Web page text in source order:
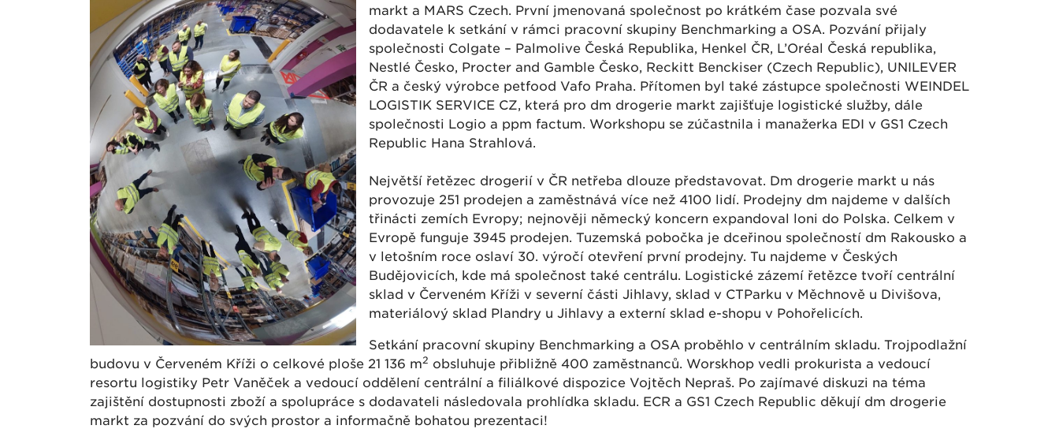
markt a MARS Czech. První jmenovaná společnost po krátkém čase pozvala své
dodavatele k setkání v rámci pracovní skupiny Benchmarking a OSA. Pozvání přijaly
společnosti Colgate – Palmolive Česká Republika, Henkel ČR, L’Oréal Česká republika,
Nestlé Česko, Procter and Gamble Česko, Reckitt Benckiser (Czech Republic), UNILEVER
ČR a český výrobce petfood Vafo Praha. Přítomen byl také zástupce společnosti WEINDEL
LOGISTIK SERVICE CZ, která pro dm drogerie markt zajišťuje logistické služby, dále
společnosti Logio a ppm factum. Workshopu se zúčastnila i manažerka EDI v GS1 Czech
Republic Hana Strahlová.
Největší řetězec drogerií v ČR netřeba dlouze představovat. Dm drogerie markt u nás
provozuje 251 prodejen a zaměstnává více než 4100 lidí. Prodejny dm najdeme v dalších
třinácti zemích Evropy; nejnověji německý koncern expandoval loni do Polska. Celkem v
Evropě funguje 3945 prodejen. Tuzemská pobočka je dceřinou společností dm Rakousko a
v letošním roce oslaví 30. výročí otevření první prodejny. Tu najdeme v Českých
Budějovicích, kde má společnost také centrálu. Logistické zázemí řetězce tvoří centrální
sklad v Červeném Kříži v severní části Jihlavy, sklad v CTParku v Měchnově u Divišova,
materiálový sklad Plandry u Jihlavy a externí sklad e-shopu v Pohořelicích.
Setkání pracovní skupiny Benchmarking a OSA proběhlo v centrálním skladu. Trojpodlažní
budovu v Červeném Kříži o celkové ploše 21 136 m2 obsluhuje přibližně 400 zaměstnanců. Worskhop vedli prokurista a vedoucí
resortu logistiky Petr Vaněček a vedoucí oddělení centrální a filiálkové dispozice Vojtěch Nepraš. Po zajímavé diskuzi na téma
zajištění dostupnosti zboží a spolupráce s dodavateli následovala prohlídka skladu. ECR a GS1 Czech Republic děkují dm drogerie
markt za pozvání do svých prostor a informačně bohatou prezentaci!